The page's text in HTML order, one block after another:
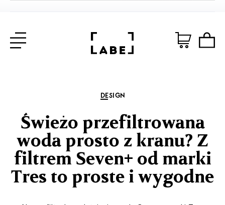
DESIGN
Świeżo przefiltrowana
woda prosto z kranu? Z
filtrem Seven+ od marki
Tres to proste i wygodne